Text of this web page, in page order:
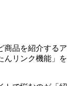
商品を紹介するア
んリンク機能」を